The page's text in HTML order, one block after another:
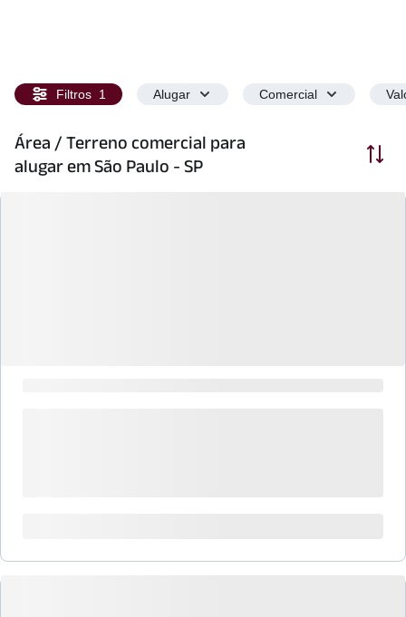
Filtros 1 Alugar Comercial
Área / Terreno comercial para
alugar em São Paulo - SP
Ordenar